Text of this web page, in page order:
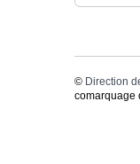
© Direction
comarquage